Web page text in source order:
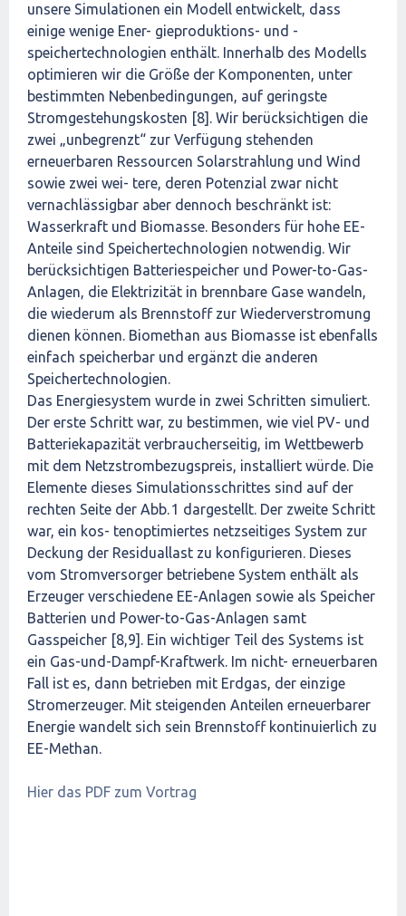
unsere Simulationen ein Modell entwickelt, dass
einige wenige Ener- gieproduktions- und -
speichertechnologien enthält. Innerhalb des Modells
optimieren wir die Größe der Komponenten, unter
bestimmten Nebenbedingungen, auf geringste
Stromgestehungskosten [8]. Wir berücksichtigen die
zwei „unbegrenzt“ zur Verfügung stehenden
erneuerbaren Ressourcen Solarstrahlung und Wind
sowie zwei wei- tere, deren Potenzial zwar nicht
vernachlässigbar aber dennoch beschränkt ist:
Wasserkraft und Biomasse. Besonders für hohe EE-
Anteile sind Speichertechnologien notwendig. Wir
berücksichtigen Batteriespeicher und Power-to-Gas-
Anlagen, die Elektrizität in brennbare Gase wandeln,
die wiederum als Brennstoff zur Wiederverstromung
dienen können. Biomethan aus Biomasse ist ebenfalls
einfach speicherbar und ergänzt die anderen
Speichertechnologien.
Das Energiesystem wurde in zwei Schritten simuliert.
Der erste Schritt war, zu bestimmen, wie viel PV- und
Batteriekapazität verbraucherseitig, im Wettbewerb
mit dem Netzstrombezugspreis, installiert würde. Die
Elemente dieses Simulationsschrittes sind auf der
rechten Seite der Abb. 1 dargestellt. Der zweite Schritt
war, ein kos- tenoptimiertes netzseitiges System zur
Deckung der Residuallast zu konfigurieren. Dieses
vom Stromversorger betriebene System enthält als
Erzeuger verschiedene EE-Anlagen sowie als Speicher
Batterien und Power-to-Gas-Anlagen samt
Gasspeicher [8,9]. Ein wichtiger Teil des Systems ist
ein Gas-und-Dampf-Kraftwerk. Im nicht- erneuerbaren
Fall ist es, dann betrieben mit Erdgas, der einzige
Stromerzeuger. Mit steigenden Anteilen erneuerbarer
Energie wandelt sich sein Brennstoff kontinuierlich zu
EE-Methan.
Hier das PDF zum Vortrag